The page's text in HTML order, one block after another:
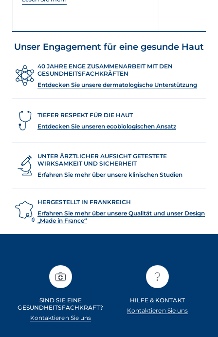
Unser Engagement für eine gesunde Haut
40 JAHRE ENGE ZUSAMMENARBEIT MIT DEN
GESUNDHEITSFACHKRÄFTEN
Entdecken Sie unsere dermatologische Unterstützung
TIEFER RESPEKT FÜR DIE HAUT
Entdecken Sie unseren ecobiologischen Ansatz
UNTER ÄRZTLICHER AUFSICHT GETESTETE
WIRKSAMKEIT UND SICHERHEIT
Erfahren Sie mehr über unsere klinischen Studien
HERGESTELLT IN FRANKREICH
Erfahren Sie mehr über unsere Qualität und unser Design
„Made in France“
SIND SIE EINE
GESUNDHEITSFACHKRAFT?
Kontaktieren Sie uns
HILFE & KONTAKT
Kontaktieren Sie uns